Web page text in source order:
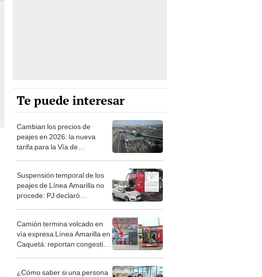
Te puede interesar
Cambian los precios de
peajes en 2026: la nueva
tarifa para la Vía de
Suspensión temporal de los
peajes de Línea Amarilla no
procede: PJ declaró
Camión termina volcado en
vía expresa Línea Amarilla en
Caquetá: reportan congestión
¿Cómo saber si una persona